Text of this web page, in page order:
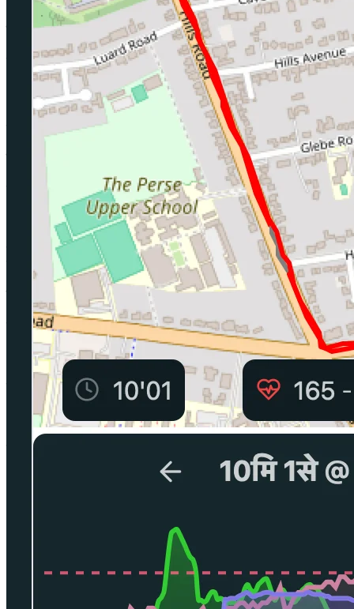
रन के बाद पूरा विश्लेषण
किसी भी स्प्लिट पर टैप करें: पेस, हार्ट रेट और एलिवेशन।
Pacing क्यों?
कीमत, ऑफ़लाइन रन, भाषाएँ और आपका डेटा
एक बार भुगतान करें। कोई रिन्यूअल नहीं।
ऑफ़लाइन काम करता है
हर रन की शुरुआत में क्यूज़ लोड हो जाते हैं। उसके बाद सिग्नल की ज़रूरत
घड़ी की ज़रूरत नहीं
पेस और दूरी आपके फ़ोन का GPS खुद संभाल लेता है।
15 भाषाएं
पूरा ऐप 15 भाषाओं में, अपने आप डिवाइस की भाषा में।
आपका डेटा, आपका डिवाइस
सब कुछ आपके फ़ोन पर ही रहता है। एन्क्रिप्टेड क्लाउड बैकअप वैकल्पिक है।
पहले एक प्लान बनाएँ और उसके साथ दौड़ें, फिर तय करें।